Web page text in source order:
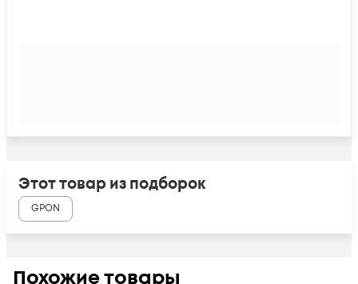
Этот товар из подборок
GPON
Похожие товары